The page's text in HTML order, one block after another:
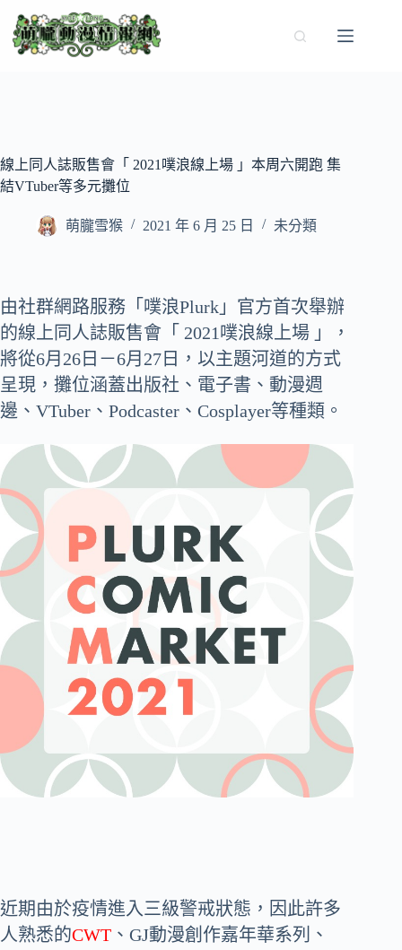
至
線上同人誌販售會「 2021噗浪線上場 」本周六開跑 集
結VTuber等多元攤位
萌朧雪猴 2021 年 6 月 25 日 未分類
由社群網路服務「噗浪Plurk」官方首次舉辦
的線上同人誌販售會「 2021噗浪線上場 」，
將從6月26日－6月27日，以主題河道的方式
呈現，攤位涵蓋出版社、電子書、動漫週
邊、VTuber、Podcaster、Cosplayer等種類。
近期由於疫情進入三級警戒狀態，因此許多
人熟悉的CWT 、GJ動漫創作嘉年華系列、